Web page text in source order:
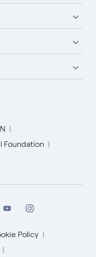
Foundation
Policy